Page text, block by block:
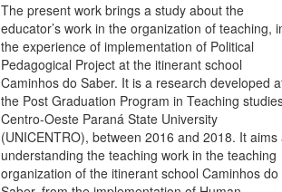
The present work brings a study about the
educator’s work in the organization of teaching,
the experience of implementation of Political
Pedagogical Project at the itinerant school
Caminhos do Saber. It is a research developed
the Post Graduation Program in Teaching
Centro-Oeste Paraná State University
(UNICENTRO), between 2016 and 2018. It aims
understanding the teaching work in the teaching
organization of the itinerant school Caminhos do